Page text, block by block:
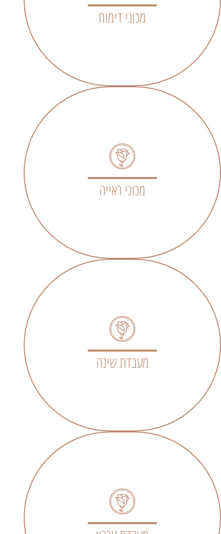
מכוני דימות
מכוני ראייה
מעבדת שינה